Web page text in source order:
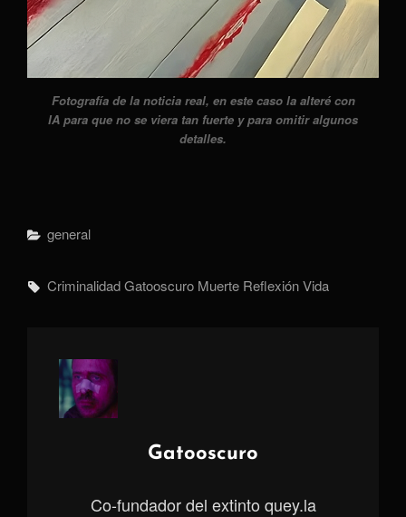
Fotografía de la noticia real, en este caso la alteré con
IA para que no se viera tan fuerte y para omitir algunos
detalles.
Categorías
General
Etiquetas,
CriminalidadGatooscuro Muerte ReflexiónVida
Autor:
Gatooscuro
Co-fundador del extinto quey.la